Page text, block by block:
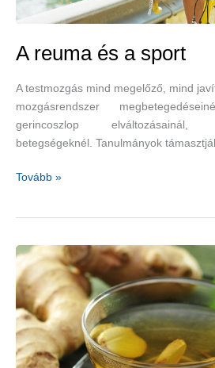
A reuma és a sport
A testmozgás mind megelőző, mind
mozgásrendszer
gerincoszlop elváltozásainál,
betegségeknél. Tanulmányok
A
sport
Tovább »